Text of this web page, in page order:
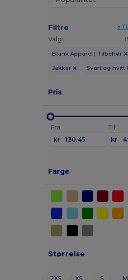
Filtre
«
Valgt
Blank Apparel | Tilbehør
Jakker Svart og hvitt
Pris
Fra
kr
Til
kr
Farge
Størrelse
2XS XS S M